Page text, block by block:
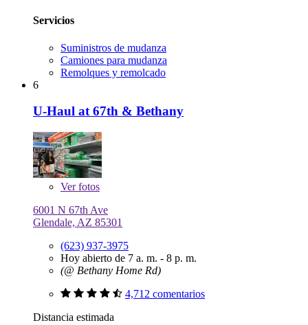
Servicios
Suministros de mudanza
Camiones para mudanza
Remolques y remolcado
6
U-Haul at 67th & Bethany
Verfotos
6001 N 67th Ave
Glendale, AZ 85301
(623) 937-3975
Hoy abierto de 7 a. m. - 8 p. m.
(@ Bethany Home Rd)
4,712 comentarios
Distancia estimada